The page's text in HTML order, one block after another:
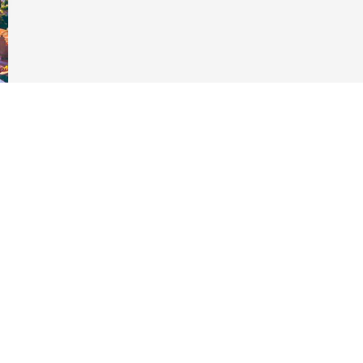
tue impostazioni sulla privacy, garantendo la conformità